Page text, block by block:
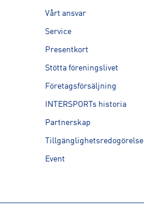
Vårt ansvar
Service
Presentkort
Stötta föreningslivet
Företagsförsäljning
INTERSPORTs historia
Partnerskap
Tillgänglighetsredogörelse
Event